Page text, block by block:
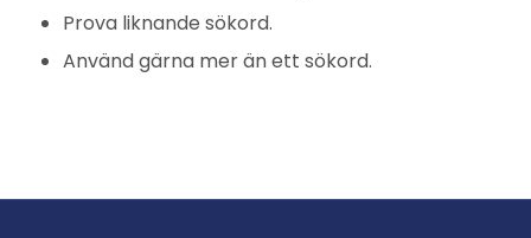
Prova liknande sökord.
Använd gärna mer än ett sökord.